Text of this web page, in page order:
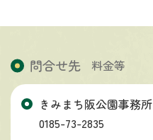
問合せ先 料金等
きみまち阪公園事務所
0185-73-2835